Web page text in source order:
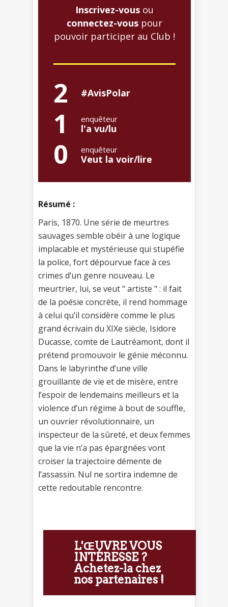
Inscrivez-vous ou
connectez-vous pour
pouvoir participer au Club !
2 #AvisPolar
1 enquêteur
l'a vu/lu
0 enquêteur
Veut la voir/lire
Résumé :
Paris, 1870. Une série de meurtres
sauvages semble obéir à une logique
implacable et mystérieuse qui stupéfie
la police, fort dépourvue face à ces
crimes d’un genre nouveau. Le
meurtrier, lui, se veut " artiste " : il fait
de la poésie concrète, il rend hommage
à celui qu’il considère comme le plus
grand écrivain du XIXe siècle, Isidore
Ducasse, comte de Lautréamont, dont il
prétend promouvoir le génie méconnu.
Dans le labyrinthe d’une ville
grouillante de vie et de misère, entre
l’espoir de lendemains meilleurs et la
violence d’un régime à bout de souffle,
un ouvrier révolutionnaire, un
inspecteur de la sûreté, et deux femmes
que la vie n’a pas épargnées vont
croiser la trajectoire démente de
l’assassin. Nul ne sortira indemne de
cette redoutable rencontre.
L'ŒUVRE VOUS
INTÉRESSE ?
Achetez-la chez
nos partenaires !